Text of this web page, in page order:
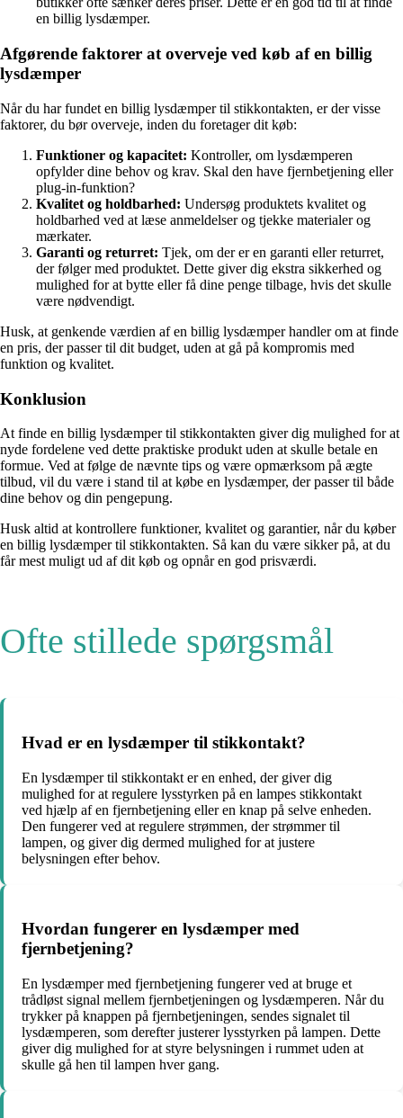
en billig lysdæmper.
Afgørende faktorer at overveje ved køb af en billig
lysdæmper
Når du har fundet en billig lysdæmper til stikkontakten, er der visse
faktorer, du bør overveje, inden du foretager dit køb:
Funktioner og kapacitet: Kontroller, om lysdæmperen
opfylder dine behov og krav. Skal den have fjernbetjening eller
plug-in-funktion?
Kvalitet og holdbarhed: Undersøg produktets kvalitet og
holdbarhed ved at læse anmeldelser og tjekke materialer og
mærkater.
Garanti og returret: Tjek, om der er en garanti eller returret,
der følger med produktet. Dette giver dig ekstra sikkerhed og
mulighed for at bytte eller få dine penge tilbage, hvis det skulle
være nødvendigt.
Husk, at genkende værdien af en billig lysdæmper handler om at finde
en pris, der passer til dit budget, uden at gå på kompromis med
funktion og kvalitet.
Konklusion
At finde en billig lysdæmper til stikkontakten giver dig mulighed for at
nyde fordelene ved dette praktiske produkt uden at skulle betale en
formue. Ved at følge de nævnte tips og være opmærksom på ægte
tilbud, vil du være i stand til at købe en lysdæmper, der passer til både
dine behov og din pengepung.
Husk altid at kontrollere funktioner, kvalitet og garantier, når du køber
en billig lysdæmper til stikkontakten. Så kan du være sikker på, at du
får mest muligt ud af dit køb og opnår en god prisværdi.
Ofte stillede spørgsmål
Hvad er en lysdæmper til stikkontakt?
En lysdæmper til stikkontakt er en enhed, der giver dig
mulighed for at regulere lysstyrken på en lampes stikkontakt
ved hjælp af en fjernbetjening eller en knap på selve enheden.
Den fungerer ved at regulere strømmen, der strømmer til
lampen, og giver dig dermed mulighed for at justere
belysningen efter behov.
Hvordan fungerer en lysdæmper med
fjernbetjening?
En lysdæmper med fjernbetjening fungerer ved at bruge et
trådløst signal mellem fjernbetjeningen og lysdæmperen. Når du
trykker på knappen på fjernbetjeningen, sendes signalet til
lysdæmperen, som derefter justerer lysstyrken på lampen. Dette
giver dig mulighed for at styre belysningen i rummet uden at
skulle gå hen til lampen hver gang.